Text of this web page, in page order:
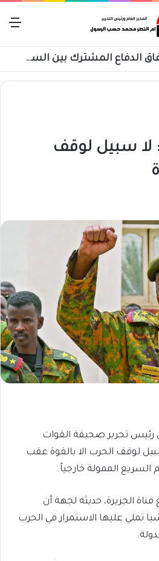
الشعبي يرحب بإتفاق الدفاع المشترك بين السعودية وتركيا وباكستان
لا سبيل لوقف
رئيس تحرير صحيفة القوات
لوقف الحرب الا بالقوة عقب
الممولة خارجياً.
الجزيرة، حديثه لجهة أن
تملي عليها الاستمرار في الحرب